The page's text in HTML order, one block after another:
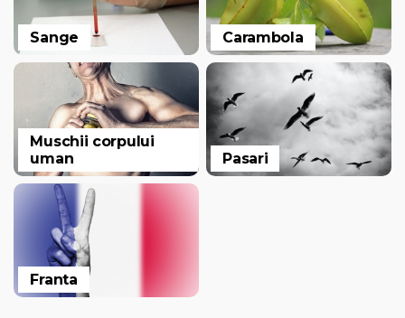
Sange Carambola
Muschii corpului
uman
Pasari
Franta